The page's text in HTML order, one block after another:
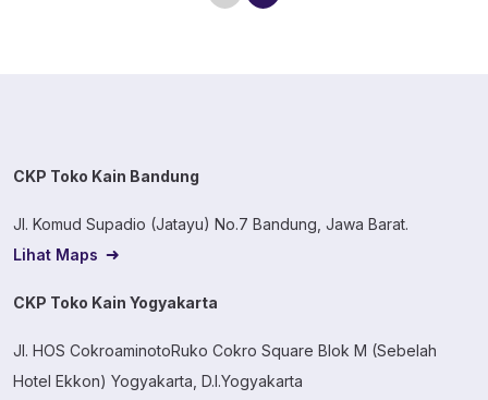
CKP Toko Kain Bandung
Jl. Komud Supadio (Jatayu) No.7 Bandung, Jawa Barat.
Lihat Maps
CKP Toko Kain Yogyakarta
Jl. HOS CokroaminotoRuko Cokro Square Blok M (Sebelah
Hotel Ekkon) Yogyakarta, D.I.Yogyakarta